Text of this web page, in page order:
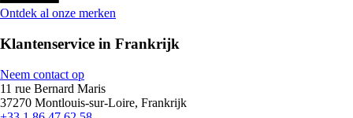
Ontdek al onze merken
Klantenservice in Frankrijk
Neem contact op
11 rue Bernard Maris
37270 Montlouis-sur-Loire, Frankrijk